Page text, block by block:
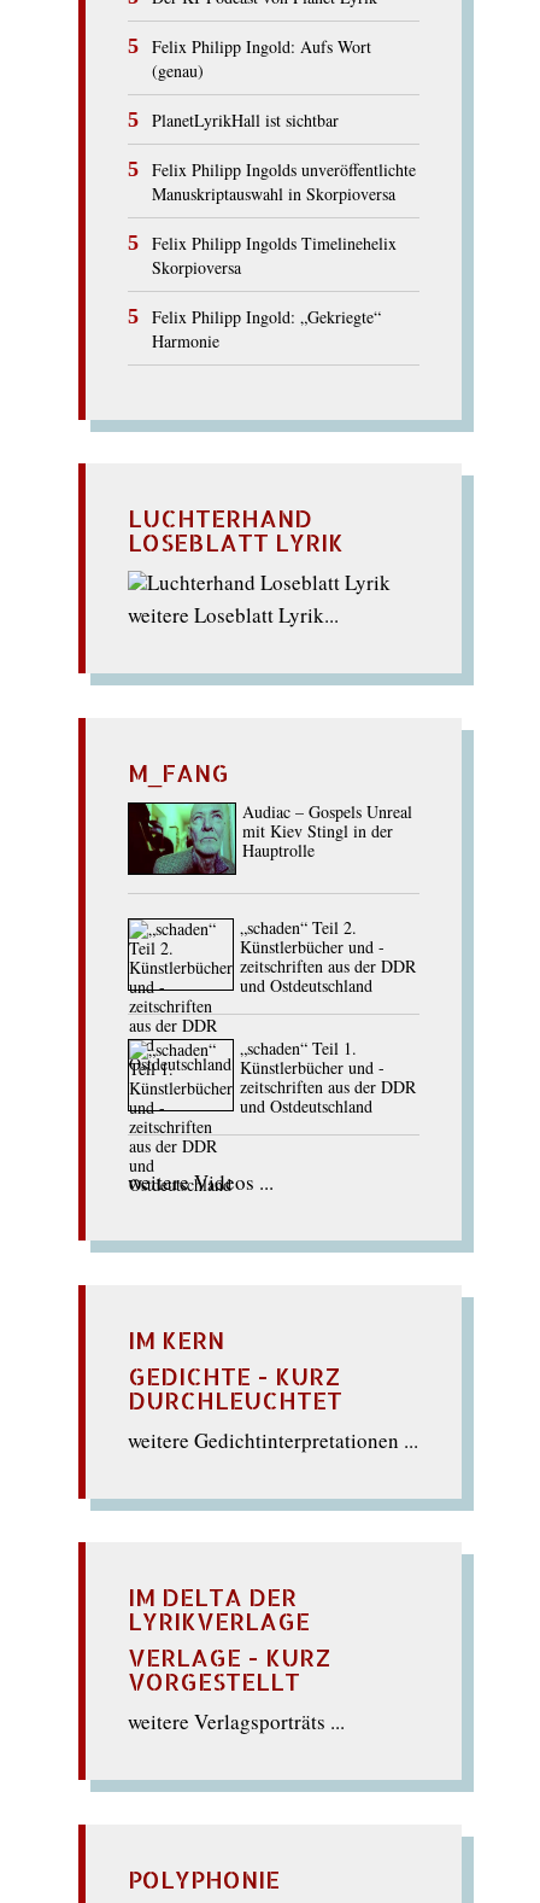
Felix Philipp Ingold: Aufs Wort
(genau)
PlanetLyrikHall ist sichtbar
Felix Philipp Ingolds unveröffentlichte
Manuskriptauswahl in Skorpioversa
Felix Philipp Ingolds Timelinehelix
Skorpioversa
Felix Philipp Ingold: „Gekriegte“
Harmonie
LUCHTERHAND
LOSEBLATT LYRIK
weitere Loseblatt Lyrik...
M_FANG
Audiac – Gospels Unreal
mit Kiev Stingl in der
Hauptrolle
„schaden“ Teil 2.
Künstlerbücher und -
zeitschriften aus der DDR
und Ostdeutschland
„schaden“ Teil 1.
Künstlerbücher und -
zeitschriften aus der DDR
und Ostdeutschland
weitere Videos ...
IM KERN
GEDICHTE - KURZ
DURCHLEUCHTET
weitere Gedichtinterpretationen ...
IM DELTA DER
LYRIKVERLAGE
VERLAGE - KURZ
VORGESTELLT
weitere Verlagsporträts ...
POLYPHONIE